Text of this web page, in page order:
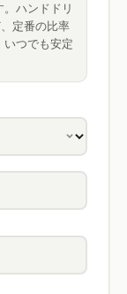
ハンドドリ
定番の比率
いつでも安定